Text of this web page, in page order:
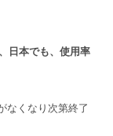
日本でも、使用率
くなり次第終了